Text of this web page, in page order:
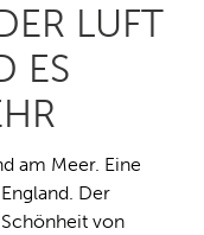
LUFT
ES
am Meer. Eine
Der
von